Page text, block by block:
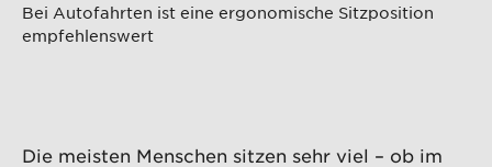
Bei Autofahrten ist eine ergonomische Sitzposition
empfehlenswert
Die meisten Menschen sitzen sehr viel – ob im